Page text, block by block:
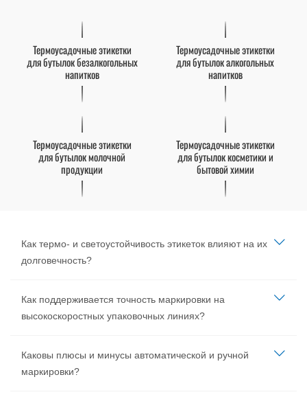
Термоусадочные этикетки
для бутылок безалкогольных
напитков
Термоусадочные этикетки
для бутылок алкогольных
напитков
Термоусадочные этикетки
для бутылок молочной
продукции
Термоусадочные этикетки
для бутылок косметики и
бытовой химии
Как термо- и светоустойчивость этикеток влияют на их
долговечность?
Как поддерживается точность маркировки на
высокоскоростных упаковочных линиях?
Каковы плюсы и минусы автоматической и ручной
маркировки?